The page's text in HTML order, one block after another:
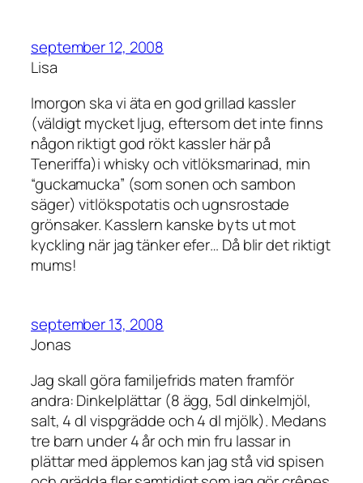
september 12, 2008
Lisa
Imorgon ska vi äta en god grillad kassler
(väldigt mycket ljug, eftersom det inte finns
någon riktigt god rökt kassler här på
Teneriffa)i whisky och vitlöksmarinad, min
“guckamucka” (som sonen och sambon
säger) vitlökspotatis och ugnsrostade
grönsaker. Kasslern kanske byts ut mot
kyckling när jag tänker efer… Då blir det riktigt
mums!
september 13, 2008
Jonas
Jag skall göra familjefrids maten framför
andra: Dinkelplättar (8 ägg, 5dl dinkelmjöl,
salt, 4 dl vispgrädde och 4 dl mjölk). Medans
tre barn under 4 år och min fru lassar in
plättar med äpplemos kan jag stå vid spisen